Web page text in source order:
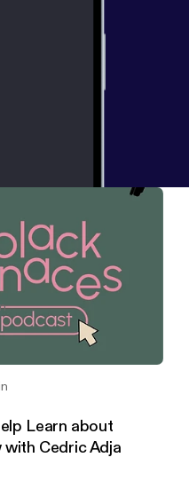
Black and Brown Community
Your Identity
BYU Student to a
Learn about
Cedric Adja